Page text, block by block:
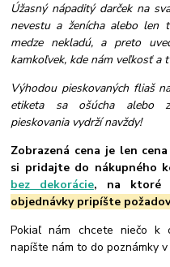
Úžasný nápaditý darček na
nevestu a ženícha alebo len
medze nekladú, a preto
kamkoľvek, kde nám veľkosť a
Výhodou pieskovaných fliaš
etiketa sa ošúcha alebo
pieskovania vydrží navždy!
Zobrazená cena je len
si pridajte do nákupného
bez dekorácie, na ktoré
objednávky pripíšte
Pokiaľ nám chcete niečo k
napíšte nám to do poznámky